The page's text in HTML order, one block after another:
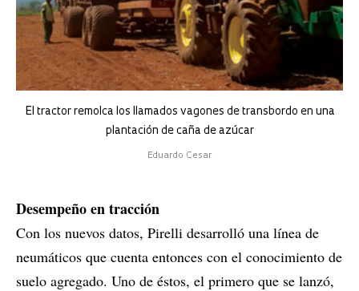
El tractor remolca los llamados vagones de transbordo en una
plantación de caña de azúcar
Eduardo Cesar
Desempeño en tracción
Con los nuevos datos, Pirelli desarrolló una línea de
neumáticos que cuenta entonces con el conocimiento de
suelo agregado. Uno de éstos, el primero que se lanzó,